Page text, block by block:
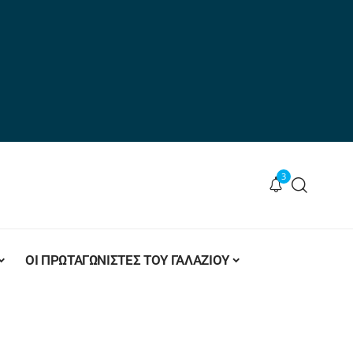
3
ΟΙ ΠΡΩΤΑΓΩΝΙΣΤΕΣ ΤΟΥ ΓΑΛΑΖΙΟΥ